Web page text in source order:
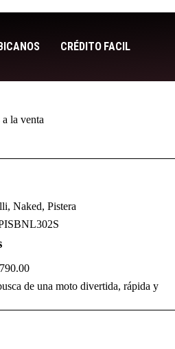
CRÉDITO FACIL
la venta
, Naked, Pistera
de una moto divertida, rápida y